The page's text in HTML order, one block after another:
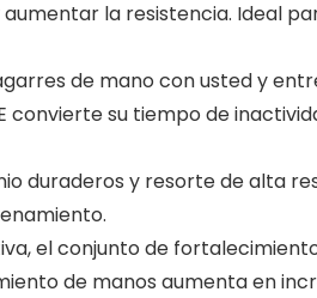
la resistencia. Ideal
de mano con usted y
convierte su tiempo de
duraderos y resorte de alta
el conjunto de
de manos aumenta en